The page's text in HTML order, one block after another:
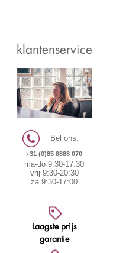
klantenservice
Bel ons:
+31 (0)85 8888 070
ma-do 9:30-17:30
vrij 9:30-20:30
za 9:30-17:00
Laagste prijs
garantie